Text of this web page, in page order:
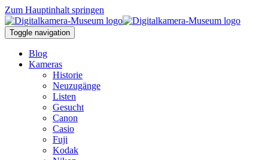
Zum Hauptinhalt springen
Toggle navigation
Blog
Kameras
Historie
Neuzugänge
Listen
Gesucht
Canon
Casio
Fuji
Kodak